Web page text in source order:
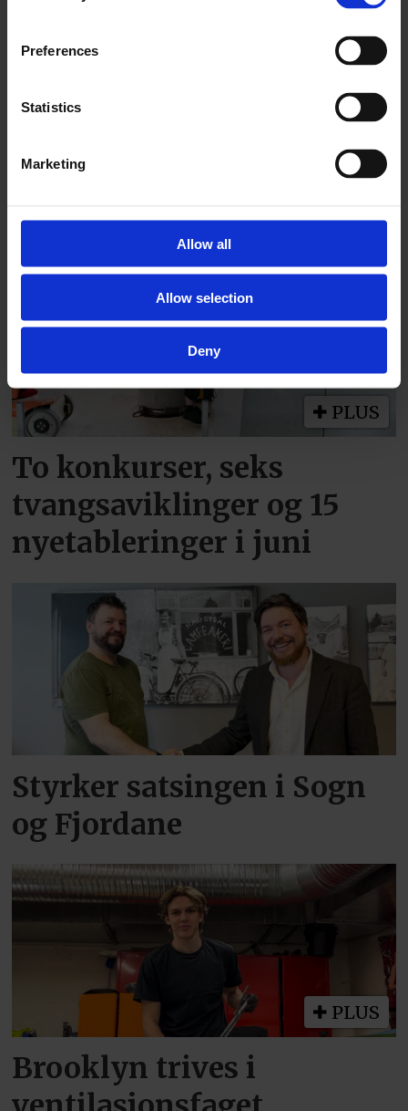
Preferences
Statistics
Marketing
Allow all
Allow selection
Deny
nordiske samarbeidet
PLUS
To konkurser, seks
tvangsaviklinger og 15
nyetableringer i juni
Styrker satsingen i Sogn
og Fjordane
PLUS
Brooklyn trives i